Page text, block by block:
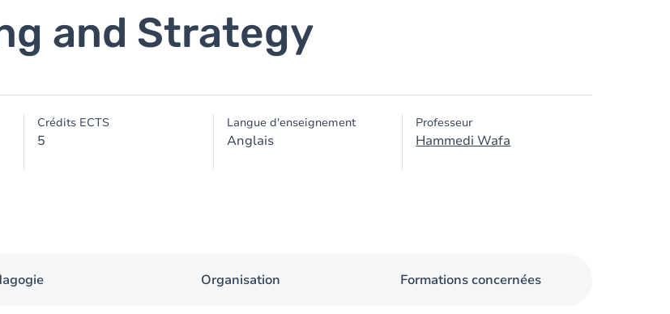
and Strategy
Crédits ECTS
5
Langue d'enseignement
Anglais
Professeur
Hammedi Wafa
Organisation Formations concernées